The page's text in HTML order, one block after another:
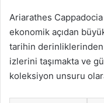
Ariarathes
ekonomik açıdan
tarihin
izlerini taşımakta ve
koleksiyon unsuru